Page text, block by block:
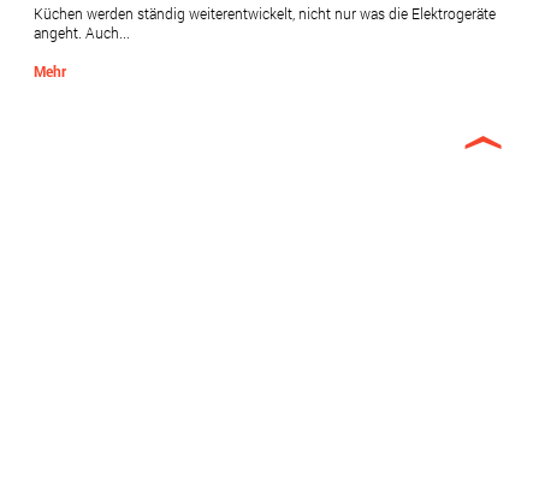
Küchen werden ständig weiterentwickelt, nicht nur was die Elektrogeräte
angeht. Auch...
Mehr